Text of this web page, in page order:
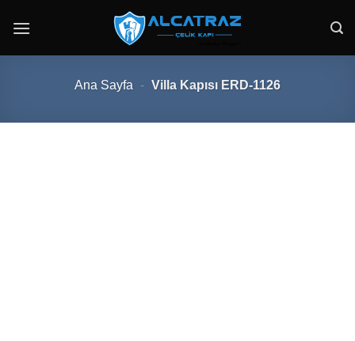
atla
Ana Sayfa - Villa Kapısı ERD-1126